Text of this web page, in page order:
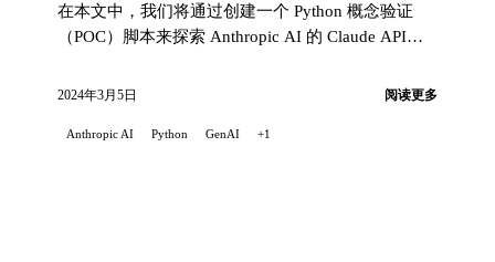
在本文中，我们将通过创建一个 Python 概念验证
（POC）脚本来探索 Anthropic AI 的 Claude API。
2024年3月5日 阅读更多
Anthropic AI Python GenAI +1